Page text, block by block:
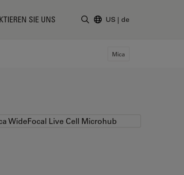
SIE UNS US | de
Mica